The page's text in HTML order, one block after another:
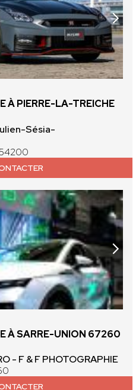
À PIERRE-LA-TREICHE
Sésia-
À SARRE-UNION 67260
- F & F PHOTOGRAPHIE